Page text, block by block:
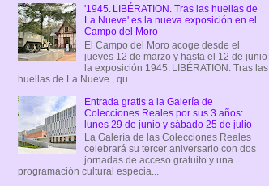
'1945. LIBÉRATION. Tras las huellas de
La Nueve' es la nueva exposición en el
Campo del Moro
El Campo del Moro acoge desde el
jueves 12 de marzo y hasta el 12 de junio
la exposición 1945. LIBÉRATION. Tras las
huellas de La Nueve , qu...
Entrada gratis a la Galería de
Colecciones Reales por sus 3 años:
lunes 29 de junio y sábado 25 de julio
La Galería de las Colecciones Reales
celebrará su tercer aniversario con dos
jornadas de acceso gratuito y una
programación cultural especia...